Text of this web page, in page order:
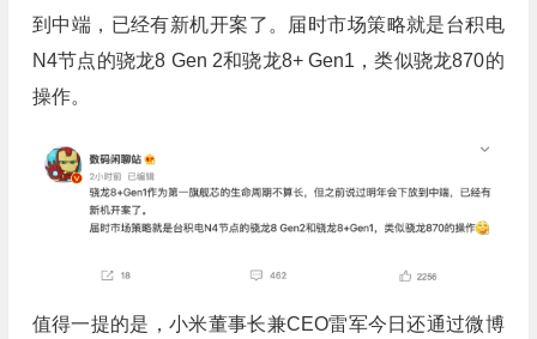
到中端，已经有新机开案了。届时市场策略就是台积电
N4节点的骁龙8 Gen 2和骁龙8+ Gen1，类似骁龙870的
操作。
值得一提的是，小米董事长兼CEO雷军今日还通过微博